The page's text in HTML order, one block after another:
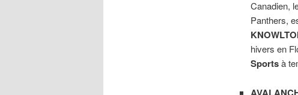
Canadien,
Panthers,
hivers en
Sportsà